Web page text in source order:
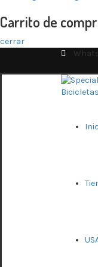
Carrito de
cerrar